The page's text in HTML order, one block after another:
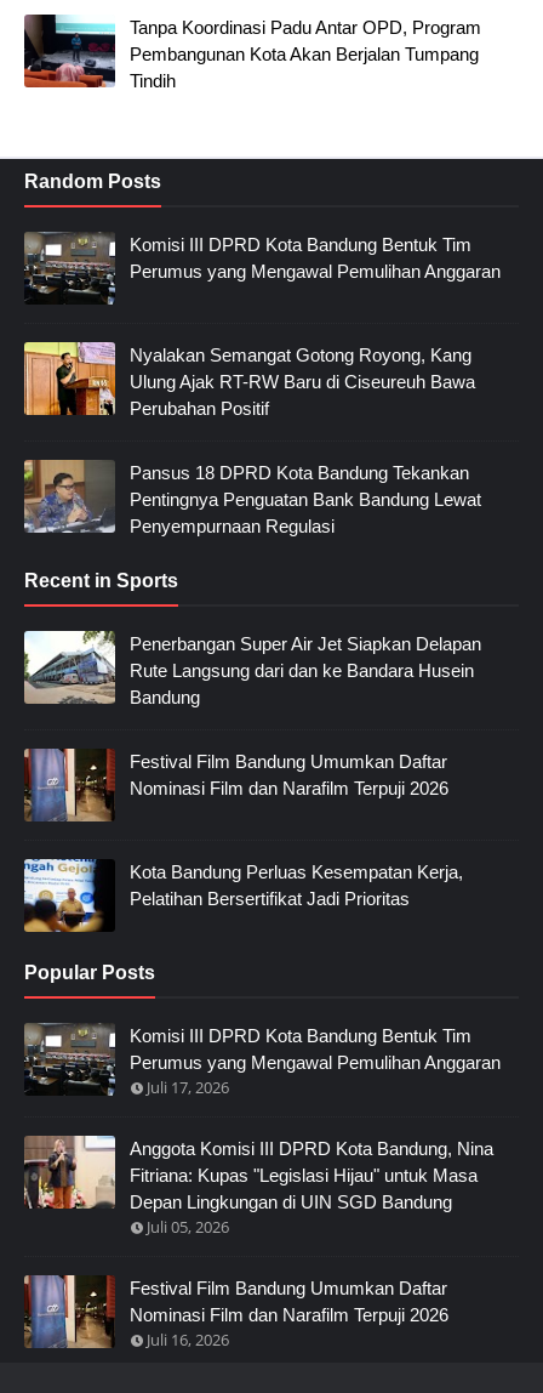
Tanpa Koordinasi Padu Antar OPD, Program
Pembangunan Kota Akan Berjalan Tumpang
Tindih
Random Posts
Komisi III DPRD Kota Bandung Bentuk Tim
Perumus yang Mengawal Pemulihan Anggaran
Nyalakan Semangat Gotong Royong, Kang
Ulung Ajak RT-RW Baru di Ciseureuh Bawa
Perubahan Positif
Pansus 18 DPRD Kota Bandung Tekankan
Pentingnya Penguatan Bank Bandung Lewat
Penyempurnaan Regulasi
Recent in Sports
Penerbangan Super Air Jet Siapkan Delapan
Rute Langsung dari dan ke Bandara Husein
Bandung
Festival Film Bandung Umumkan Daftar
Nominasi Film dan Narafilm Terpuji 2026
Kota Bandung Perluas Kesempatan Kerja,
Pelatihan Bersertifikat Jadi Prioritas
Popular Posts
Komisi III DPRD Kota Bandung Bentuk Tim
Perumus yang Mengawal Pemulihan Anggaran
Juli 17, 2026
Anggota Komisi III DPRD Kota Bandung, Nina
Fitriana: Kupas "Legislasi Hijau" untuk Masa
Depan Lingkungan di UIN SGD Bandung
Juli 05, 2026
Festival Film Bandung Umumkan Daftar
Nominasi Film dan Narafilm Terpuji 2026
Juli 16, 2026